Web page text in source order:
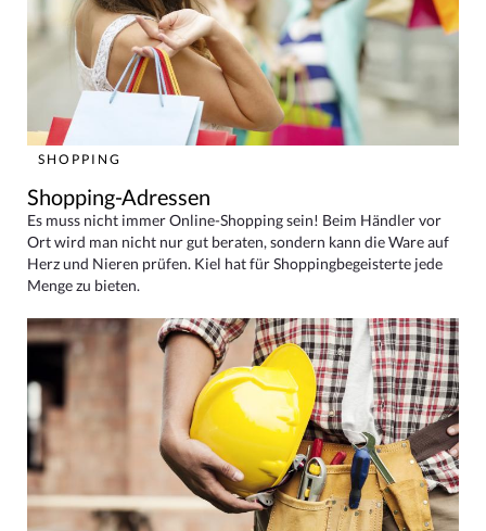
SHOPPING
Shopping-Adressen
Es muss nicht immer Online-Shopping sein! Beim Händler vor
Ort wird man nicht nur gut beraten, sondern kann die Ware auf
Herz und Nieren prüfen. Kiel hat für Shoppingbegeisterte jede
Menge zu bieten.